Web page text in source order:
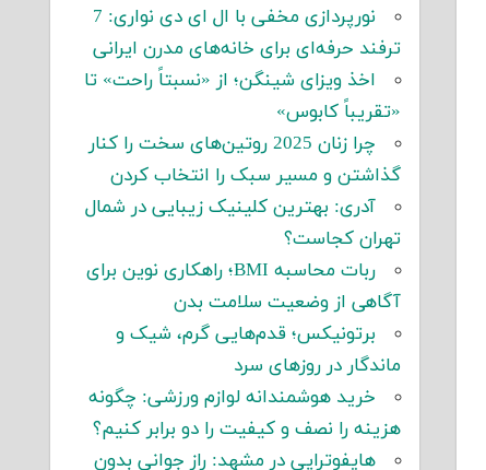
نورپردازی مخفی با ال ای دی نواری: 7
ترفند حرفه‌ای برای خانه‌های مدرن ایرانی
اخذ ویزای شینگن؛ از «نسبتاً راحت» تا
«تقریباً کابوس»
چرا زنان 2025 روتین‌های سخت را کنار
گذاشتن و مسیر سبک را انتخاب کردن
آدری: بهترین کلینیک زیبایی در شمال
تهران کجاست؟
ربات محاسبه BMI؛ راهکاری نوین برای
آگاهی از وضعیت سلامت بدن
برتونیکس؛ قدم‌هایی گرم، شیک و
ماندگار در روزهای سرد
خرید هوشمندانه لوازم ورزشی: چگونه
هزینه را نصف و کیفیت را دو برابر کنیم؟
هایفوتراپی در مشهد: راز جوانی بدون